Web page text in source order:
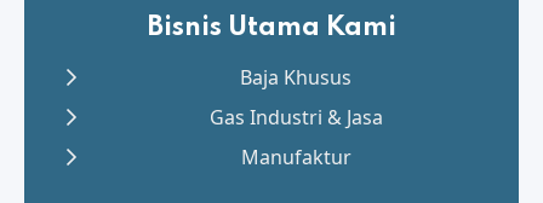
Bisnis Utama Kami
Baja Khusus
Gas Industri & Jasa
Manufaktur